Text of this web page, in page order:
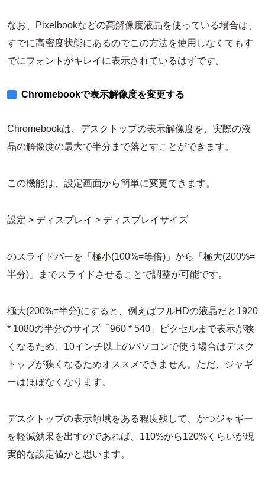
なお、Pixelbookなどの高解像度液晶を使っている場合は、
すでに高密度状態にあるのでこの方法を使用しなくてもす
でにフォントがキレイに表示されているはずです。
Chromebookで表示解像度を変更する
Chromebookは、デスクトップの表示解像度を、実際の液
晶の解像度の最大で半分まで落とすことができます。
この機能は、設定画面から簡単に変更できます。
設定 > ディスプレイ > ディスプレイサイズ
のスライドバーを「極小(100%=等倍)」から「極大(200%=
半分)」までスライドさせることで調整が可能です。
極大(200%=半分)にすると、例えばフルHDの液晶だと1920
* 1080の半分のサイズ「960 * 540」ピクセルまで表示が狭
くなるため、10インチ以上のパソコンで使う場合はデスク
トップが狭くなるためオススメできません。ただ、ジャギ
ーはほぼなくなります。
デスクトップの表示領域をある程度残して、かつジャギー
を軽減効果を出すのであれば、110%から120%くらいが現
実的な設定値かと思います。